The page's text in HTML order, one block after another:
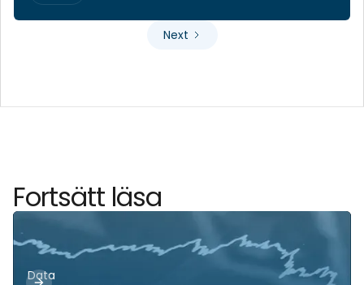
Next
Fortsätt läsa
Data